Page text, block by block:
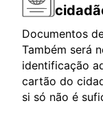
Documentos
Também será
identificação
cartão do
si só não é